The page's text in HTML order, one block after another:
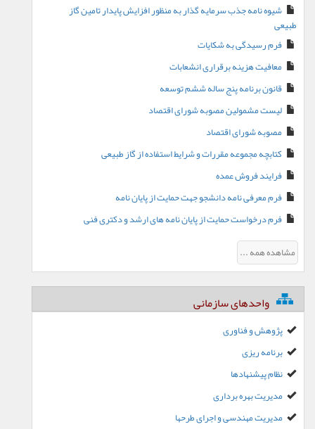
شیوه نامه جذب سرمایه گذار به منظور افزایش پایدار تامین گاز
طبیعی
فرم رسیدگی به شکایات
معافیت هزینه برقراری انشعابات
قانون برنامه پنج ساله ششم توسعه
لیست مشمولین مصوبه شورای اقتصاد
مصوبه شورای اقتصاد
کتابچه مجموعه مقررات و شرایط استفاده از گاز طبیعی
فرایند فروش عمده
فرم معرفی نامه دانشجو جهت حمایت از پایان نامه
فرم درخواست حمایت از پایان نامه های ارشد و دکتری فنی
مشاهده همه ...
واحدهای سازمانی
پژوهش و فناوری
برنامه ریزی
نظام پیشنهادها
مدیریت بهره برداری
مدیریت مهندسی و اجرای طرحها